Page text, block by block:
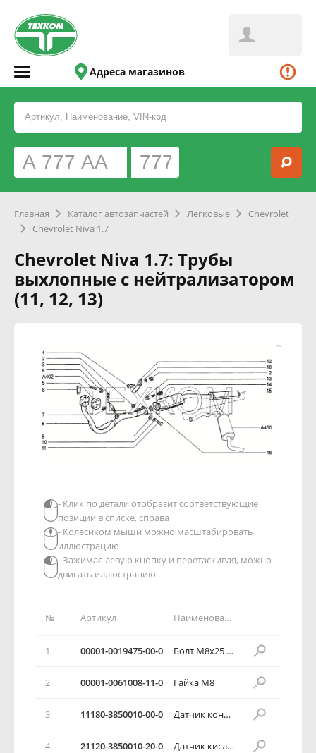
Адреса магазинов
Главная Каталог автозапчастей Легковые
Chevrolet
Chevrolet Niva 1.7
Chevrolet Niva 1.7: Трубы
выхлопные с нейтрализатором
(11, 12, 13)
№ Артикул Наименование детали
1 00001-0019475-00-0 Болт М8x25 с квадратной головкой
2 00001-0061008-11-0 Гайка М8
3 11180-3850010-00-0 Датчик концентрации кислорода
4 21120-3850010-20-0 Датчик кислородный
- Клик по детали отобразит соответствующие
позиции в списке, справа
- Колёсиком мыши можно масштабировать
иллюстрацию
- Зажимая левую кнопку и перетаскивая, можно
двигать иллюстрацию